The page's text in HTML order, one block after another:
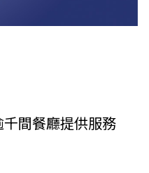
間餐廳提供服務